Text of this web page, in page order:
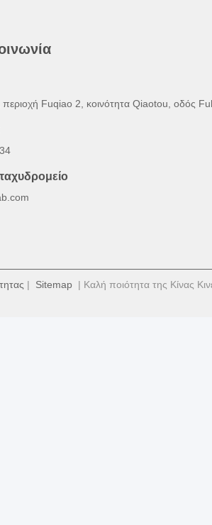
Fuqiao 2, κοινότητα Qiaotou, οδός
| Sitemap | Καλή ποιότητα της Κίνας